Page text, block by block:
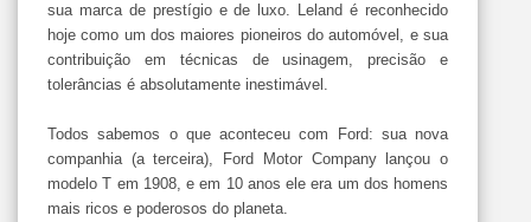
sua marca de prestígio e de luxo. Leland é reconhecido
hoje como um dos maiores pioneiros do automóvel, e sua
contribuição em técnicas de usinagem, precisão e
tolerâncias é absolutamente inestimável.
Todos sabemos o que aconteceu com Ford: sua nova
companhia (a terceira), Ford Motor Company lançou o
modelo T em 1908, e em 10 anos ele era um dos homens
mais ricos e poderosos do planeta.